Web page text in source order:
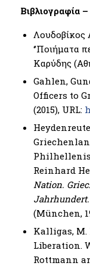
Βιβλιογραφία
Λουδοβίκος
‘’Ποιήματα
Καρύδης
Gahlen,
Officers to
(2015), URL:
Reinhard
Nation.
(München,
Kalligas, Μ.
Liberation.
Rottmann